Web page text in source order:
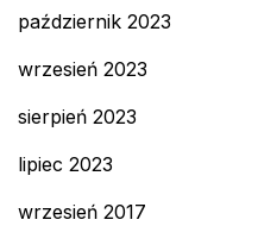
październik 2023
wrzesień 2023
sierpień 2023
lipiec 2023
wrzesień 2017